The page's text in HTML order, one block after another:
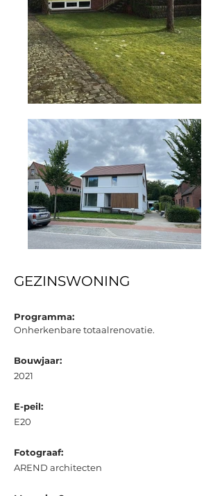
GEZINSWONING
Programma:
Onherkenbare totaalrenovatie.
Bouwjaar:
2021
E-peil:
E20
Fotograaf:
AREND architecten